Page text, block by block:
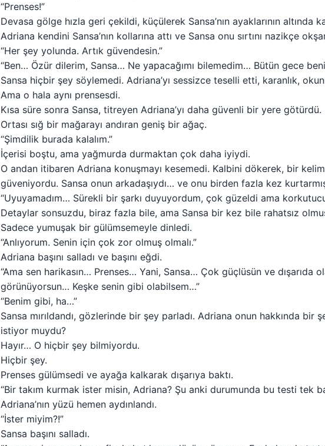
“Prenses!”
Devasa gölge hızla geri çekildi, küçülerek Sansa’nın ayaklarının altında
Adriana kendini Sansa’nın kollarına attı ve Sansa onu sırtını nazikçe
“Her şey yolunda. Artık güvendesin.”
“Ben… Özür dilerim, Sansa… Ne yapacağımı bilemedim… Bütün gece
Sansa hiçbir şey söylemedi. Adriana’yı sessizce teselli etti, karanlık,
Ama o hala aynı prensesdi.
Kısa süre sonra Sansa, titreyen Adriana’yı daha güvenli bir yere götürdü.
Ortası sığ bir mağarayı andıran geniş bir ağaç.
“Şimdilik burada kalalım.”
İçerisi boştu, ama yağmurda durmaktan çok daha iyiydi.
O andan itibaren Adriana konuşmayı kesemedi. Kalbini dökerek, bir
güveniyordu. Sansa onun arkadaşıydı… ve onu birden fazla kez
“Uyuyamadım… Sürekli bir şarkı duyuyordum, çok güzeldi ama
Detaylar sonsuzdu, biraz fazla bile, ama Sansa bir kez bile rahatsız
Sadece yumuşak bir gülümsemeyle dinledi.
“Anlıyorum. Senin için çok zor olmuş olmalı.”
Adriana başını salladı ve başını eğdi.
“Ama sen harikasın… Prenses… Yani, Sansa… Çok güçlüsün ve dışarıda
görünüyorsun… Keşke senin gibi olabilsem…”
“Benim gibi, ha…”
Sansa mırıldandı, gözlerinde bir şey parladı. Adriana onun hakkında
istiyor muydu?
Hayır… O hiçbir şey bilmiyordu.
Hiçbir şey.
Prenses gülümsedi ve ayağa kalkarak dışarıya baktı.
“Bir takım kurmak ister misin, Adriana? Şu anki durumunda bu testi tek
Adriana’nın yüzü hemen aydınlandı.
“İster miyim?!”
Sansa başını salladı.